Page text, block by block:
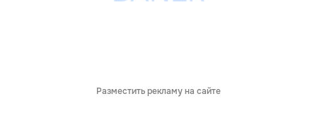
Разместить рекламу на сайте